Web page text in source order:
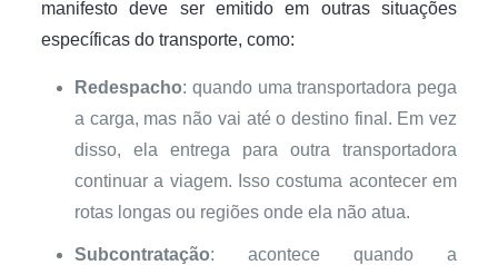
manifesto deve ser emitido em outras situações
específicas do transporte, como:
Redespacho: quando uma transportadora pega
a carga, mas não vai até o destino final. Em vez
disso, ela entrega para outra transportadora
continuar a viagem. Isso costuma acontecer em
rotas longas ou regiões onde ela não atua.
Subcontratação: acontece quando a